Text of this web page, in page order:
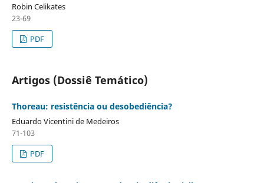
Robin Celikates
23-69
PDF
Artigos (Dossiê Temático)
Thoreau: resistência ou desobediência?
Eduardo Vicentini de Medeiros
71-103
PDF